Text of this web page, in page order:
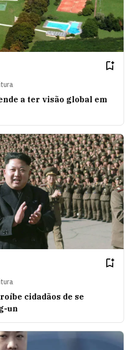
a ter visão global em
cidadãos de se
un